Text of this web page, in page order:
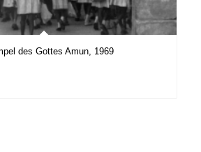
des Gottes Amun, 1969